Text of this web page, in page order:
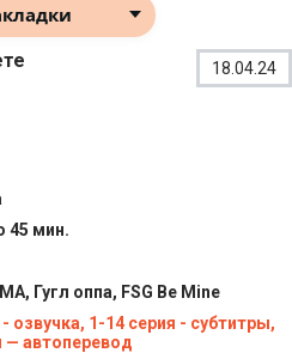
18.04.24
45 мин.
Гугл оппа, FSG Be Mine
озвучка, 1-14 серия - субтитры,
— автоперевод